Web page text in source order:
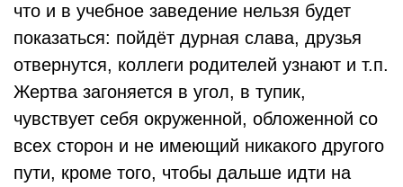
что и в учебное заведение нельзя будет
показаться: пойдёт дурная слава, друзья
отвернутся, коллеги родителей узнают и т.п.
Жертва загоняется в угол, в тупик,
чувствует себя окруженной, обложенной со
всех сторон и не имеющий никакого другого
пути, кроме того, чтобы дальше идти на